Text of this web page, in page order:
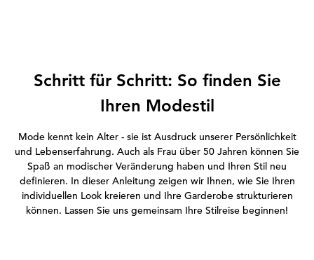
Schritt für Schritt: So finden Sie
Ihren Modestil
Mode kennt kein Alter - sie ist Ausdruck unserer Persönlichkeit
und Lebenserfahrung. Auch als Frau über 50 Jahren können Sie
Spaß an modischer Veränderung haben und Ihren Stil neu
definieren. In dieser Anleitung zeigen wir Ihnen, wie Sie Ihren
individuellen Look kreieren und Ihre Garderobe strukturieren
können. Lassen Sie uns gemeinsam Ihre Stilreise beginnen!